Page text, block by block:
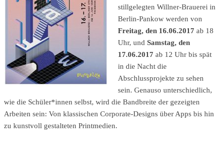
stillgelegten Willner-Brauerei in
Berlin-Pankow werden von
Freitag, den 16.06.2017 ab 18
Uhr, und Samstag, den
17.06.2017 ab 12 Uhr bis spät
in die Nacht die
Abschlussprojekte zu sehen
sein. Genauso unterschiedlich,
wie die Schüler*innen selbst, wird die Bandbreite der gezeigten
Arbeiten sein: Von klassischen Corporate-Designs über Apps bis hin
zu kunstvoll gestalteten Printmedien.